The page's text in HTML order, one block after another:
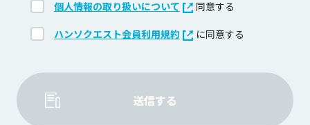
個人情報の取り扱いについて 同意する
ハンソクエスト会員利用規約 に同意する
送信する